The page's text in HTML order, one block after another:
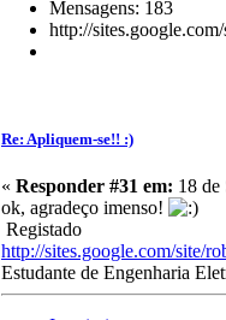
Mensagens: 183
http://
Re: Apliquem-se!! :)
« Responder #31 em: 18 de
ok, agradeço imenso!
Registado
http://sites.google.com/site/
Estudante de Engenharia